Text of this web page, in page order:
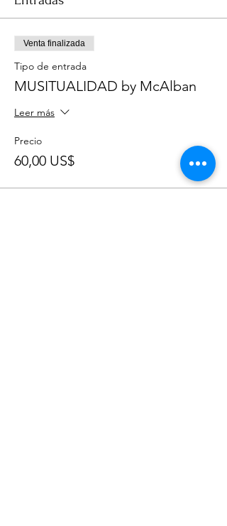
Venta finalizada
Tipo de entrada
MUSITUALIDAD by McAlban
Leer más
Precio
60,00 US$